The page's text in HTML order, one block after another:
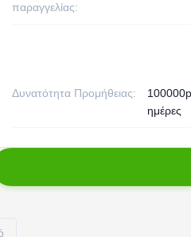
παραγγελίας:
Δυνατότητα Προμήθειας:
ημέρες